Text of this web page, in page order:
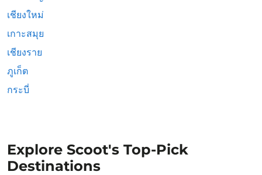
เชียงใหม่
เกาะสมุย
เชียงราย
ภูเก็ต
กระบี่
Explore Scoot's Top-Pick
Destinations